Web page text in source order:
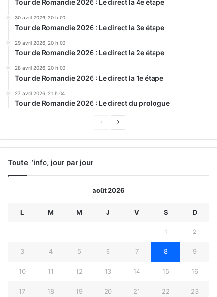
Tour de Romandie 2026 : Le direct la 4e étape
30 avril 2026, 20 h 00
Tour de Romandie 2026 : Le direct la 3e étape
29 avril 2026, 20 h 00
Tour de Romandie 2026 : Le direct la 2e étape
28 avril 2026, 20 h 00
Tour de Romandie 2026 : Le direct la 1e étape
27 avril 2026, 21 h 04
Tour de Romandie 2026 : Le direct du prologue
Page
Page
Toute l’info, jour par jour
août 2026
L M M J V S D
1 2
3 4 5 6 7 8 9
10 11 12 13 14 15 16
17 18 19 20 21 22 23